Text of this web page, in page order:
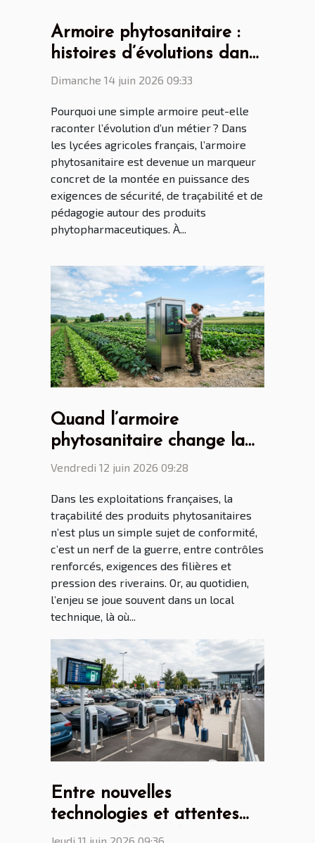
Armoire phytosanitaire :
histoires d’évolutions dans
les lycées agricoles
Dimanche 14 juin 2026 09:33
Pourquoi une simple armoire peut-elle
raconter l’évolution d’un métier ? Dans
les lycées agricoles français, l’armoire
phytosanitaire est devenue un marqueur
concret de la montée en puissance des
exigences de sécurité, de traçabilité et de
pédagogie autour des produits
phytopharmaceutiques. À...
Quand l’armoire
phytosanitaire change la
donne pour les agriculteurs
Vendredi 12 juin 2026 09:28
Dans les exploitations françaises, la
traçabilité des produits phytosanitaires
n’est plus un simple sujet de conformité,
c’est un nerf de la guerre, entre contrôles
renforcés, exigences des filières et
pression des riverains. Or, au quotidien,
l’enjeu se joue souvent dans un local
technique, là où...
Entre nouvelles
technologies et attentes
voyageur, le parking